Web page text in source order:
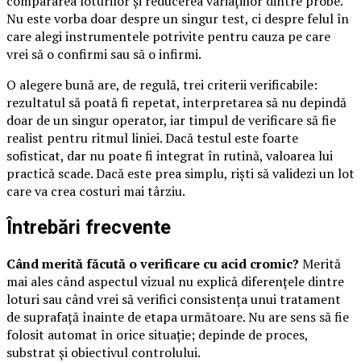
Nu este vorba doar despre un singur test, ci despre felul în
care alegi instrumentele potrivite pentru cauza pe care
vrei să o confirmi sau să o infirmi.
O alegere bună are, de regulă, trei criterii verificabile:
rezultatul să poată fi repetat, interpretarea să nu depindă
doar de un singur operator, iar timpul de verificare să fie
realist pentru ritmul liniei. Dacă testul este foarte
sofisticat, dar nu poate fi integrat în rutină, valoarea lui
practică scade. Dacă este prea simplu, riști să validezi un lot
care va crea costuri mai târziu.
Întrebări frecvente
Când merită făcută o verificare cu acid cromic? Merită
mai ales când aspectul vizual nu explică diferențele dintre
loturi sau când vrei să verifici consistența unui tratament
de suprafață înainte de etapa următoare. Nu are sens să fie
folosit automat în orice situație; depinde de proces,
substrat și obiectivul controlului.